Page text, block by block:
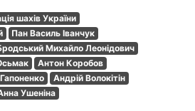
шахів України
Пан Василь Іванчук
Михайло Леонідович
Антон Коробов
Гапоненко
Андрій Волокітін
Ушеніна